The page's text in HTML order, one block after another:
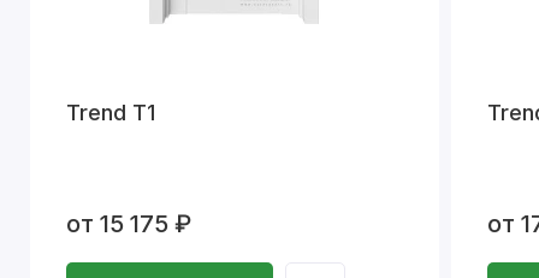
Trend T1
от 15 175 ₽ от